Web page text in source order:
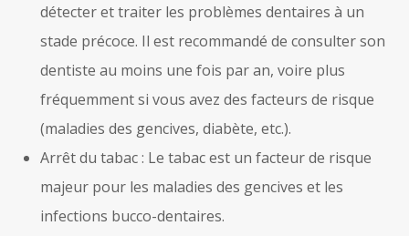
détecter et traiter les problèmes dentaires à un
stade précoce. Il est recommandé de consulter son
dentiste au moins une fois par an, voire plus
fréquemment si vous avez des facteurs de risque
(maladies des gencives, diabète, etc.).
Arrêt du tabac : Le tabac est un facteur de risque
majeur pour les maladies des gencives et les
infections bucco-dentaires.